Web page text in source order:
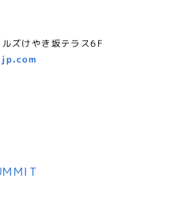
ズけやき坂テラス6F